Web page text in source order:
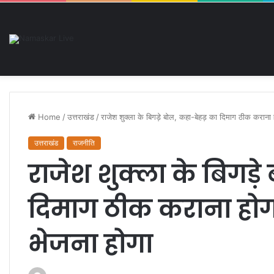
Home /उत्तराखंड /राजेश शुक्ला के बिगड़े बोल, कहा-बेहड़ का दिमाग ठीक कराना
उत्तराखंड राजनीति
राजेश शुक्ला के बिगड़े
दिमाग ठीक कराना
भेजना होगा